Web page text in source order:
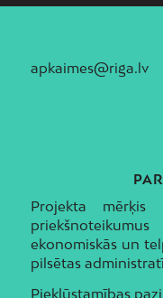
apkaimes@riga.lv
Projekta
ekonomiskās un
pilsētas
Piekļūstamības